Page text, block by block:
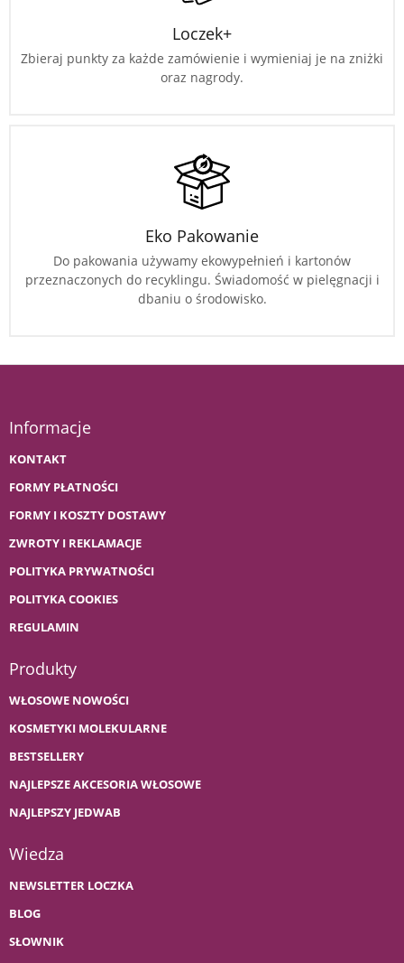
Loczek+
Zbieraj punkty za każde zamówienie i wymieniaj je na zniżki
oraz nagrody.
Eko Pakowanie
Do pakowania używamy ekowypełnień i kartonów
przeznaczonych do recyklingu. Świadomość w pielęgnacji i
dbaniu o środowisko.
Informacje
KONTAKT
FORMY PŁATNOŚCI
FORMY I KOSZTY DOSTAWY
ZWROTY I REKLAMACJE
POLITYKA PRYWATNOŚCI
POLITYKA COOKIES
REGULAMIN
Produkty
WŁOSOWE NOWOŚCI
KOSMETYKI MOLEKULARNE
BESTSELLERY
NAJLEPSZE AKCESORIA WŁOSOWE
NAJLEPSZY JEDWAB
Wiedza
NEWSLETTER LOCZKA
BLOG
SŁOWNIK